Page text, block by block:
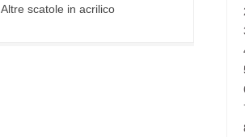
Altre scatole in acrilico